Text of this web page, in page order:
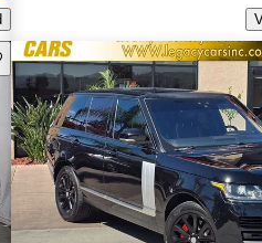
este Aviso